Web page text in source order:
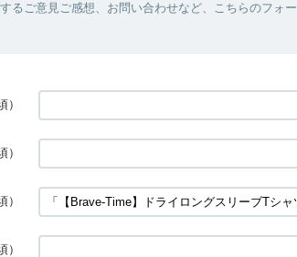
るご意見ご感想、お問い合わせなど、こちらのフォ
）
）
）
）